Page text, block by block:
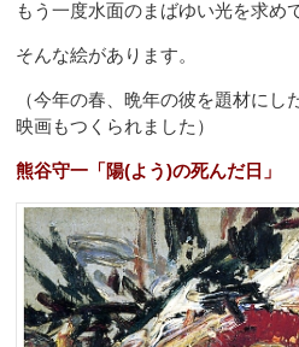
もう一度水面のまばゆい光を求め
そんな絵があります。
（今年の春、晩年の彼を題材にし
映画もつくられました）
熊谷守一「陽(よう)の死んだ日」